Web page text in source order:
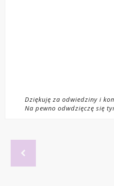
Dziękuję za odwiedziny i
Na pewno odwdzięczę się